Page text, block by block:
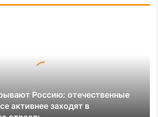
Россию: отечественные
активнее заходят в